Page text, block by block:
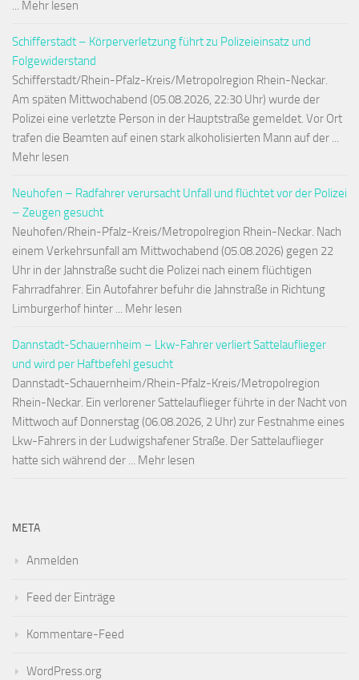
... Mehr lesen
Schifferstadt – Körperverletzung führt zu Polizeieinsatz und
Folgewiderstand
Schifferstadt/Rhein-Pfalz-Kreis/Metropolregion Rhein-Neckar.
Am späten Mittwochabend (05.08.2026, 22:30 Uhr) wurde der
Polizei eine verletzte Person in der Hauptstraße gemeldet. Vor Ort
trafen die Beamten auf einen stark alkoholisierten Mann auf der ...
Mehr lesen
Neuhofen – Radfahrer verursacht Unfall und flüchtet vor der Polizei
– Zeugen gesucht
Neuhofen/Rhein-Pfalz-Kreis/Metropolregion Rhein-Neckar. Nach
einem Verkehrsunfall am Mittwochabend (05.08.2026) gegen 22
Uhr in der Jahnstraße sucht die Polizei nach einem flüchtigen
Fahrradfahrer. Ein Autofahrer befuhr die Jahnstraße in Richtung
Limburgerhof hinter ... Mehr lesen
Dannstadt-Schauernheim – Lkw-Fahrer verliert Sattelauflieger
und wird per Haftbefehl gesucht
Dannstadt-Schauernheim/Rhein-Pfalz-Kreis/Metropolregion
Rhein-Neckar. Ein verlorener Sattelauflieger führte in der Nacht von
Mittwoch auf Donnerstag (06.08.2026, 2 Uhr) zur Festnahme eines
Lkw-Fahrers in der Ludwigshafener Straße. Der Sattelauflieger
hatte sich während der ... Mehr lesen
META
Anmelden
Feed der Einträge
Kommentare-Feed
WordPress.org